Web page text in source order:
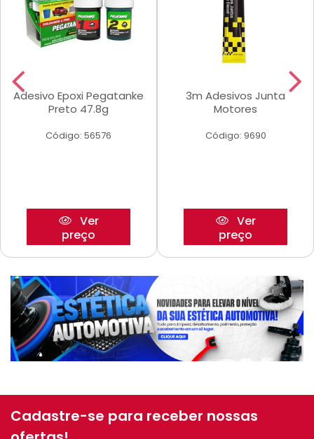
Adesivo Epoxi Pegatanke
Preto 47.8g
Código: 56576
Ver
preço
3m Adesivos Junta
Motores
Código: 9690
Ver
preço
Cadastre-se para receber nossas